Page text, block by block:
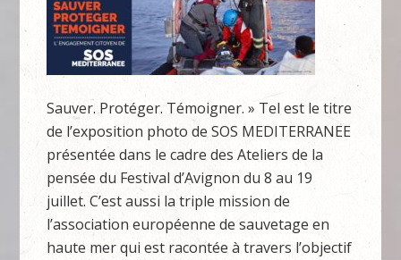
Sauver. Protéger. Témoigner. » Tel est le titre
de l’exposition photo de SOS MEDITERRANEE
présentée dans le cadre des Ateliers de la
pensée du Festival d’Avignon du 8 au 19
juillet. C’est aussi la triple mission de
l’association européenne de sauvetage en
haute mer qui est racontée à travers l’objectif